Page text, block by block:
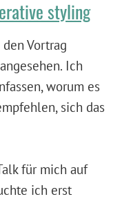
styling
Vortrag
angesehen. Ich
worum es
sich das
für mich auf
ich erst